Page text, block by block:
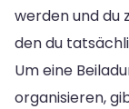
werden und du
den du
Um eine
organisieren,